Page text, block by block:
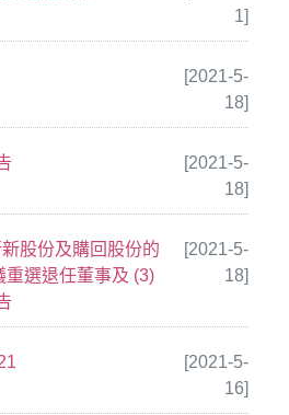
1]
[2021-5-
18]
[2021-5-
18]
股份及購回股份的
重選退任董事及 (3)
[2021-5-
18]
[2021-5-
16]